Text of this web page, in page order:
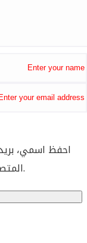
احفظ اسمي،
المتصفح لاستخدامها المرة المقبلة في تعليقي.